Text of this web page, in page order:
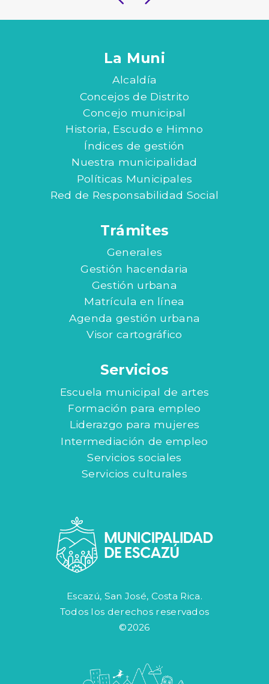
La Muni
Alcaldía
Concejos de Distrito
Concejo municipal
Historia, Escudo e Himno
Índices de gestión
Nuestra municipalidad
Políticas Municipales
Red de Responsabilidad Social
Trámites
Generales
Gestión hacendaria
Gestión urbana
Matrícula en línea
Agenda gestión urbana
Visor cartográfico
Servicios
Escuela municipal de artes
Formación para empleo
Liderazgo para mujeres
Intermediación de empleo
Servicios sociales
Servicios culturales
Escazú, San José, Costa Rica.
Todos los derechos reservados
©2026